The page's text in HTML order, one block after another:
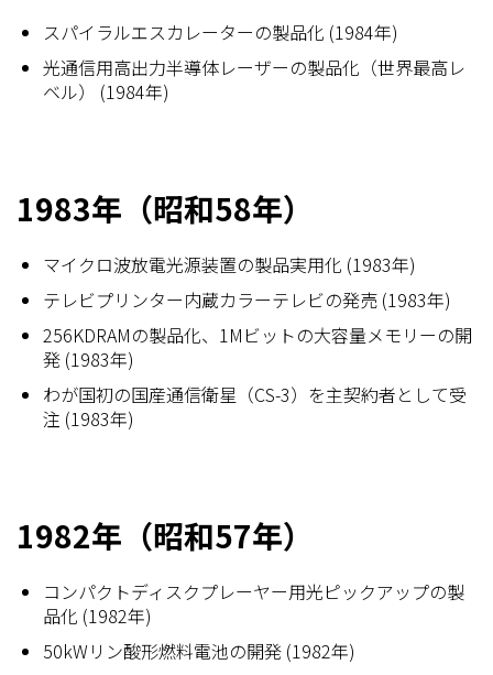
スパイラルエスカレーターの製品化 (1984年)
光通信用高出力半導体レーザーの製品化（世界最高レ
ベル） (1984年)
1983年（昭和58年）
マイクロ波放電光源装置の製品実用化 (1983年)
テレビプリンター内蔵カラーテレビの発売 (1983年)
256KDRAMの製品化、1Mビットの大容量メモリーの開
発 (1983年)
わが国初の国産通信衛星（CS-3）を主契約者として受
注 (1983年)
1982年（昭和57年）
コンパクトディスクプレーヤー用光ピックアップの製
品化 (1982年)
50kWリン酸形燃料電池の開発 (1982年)